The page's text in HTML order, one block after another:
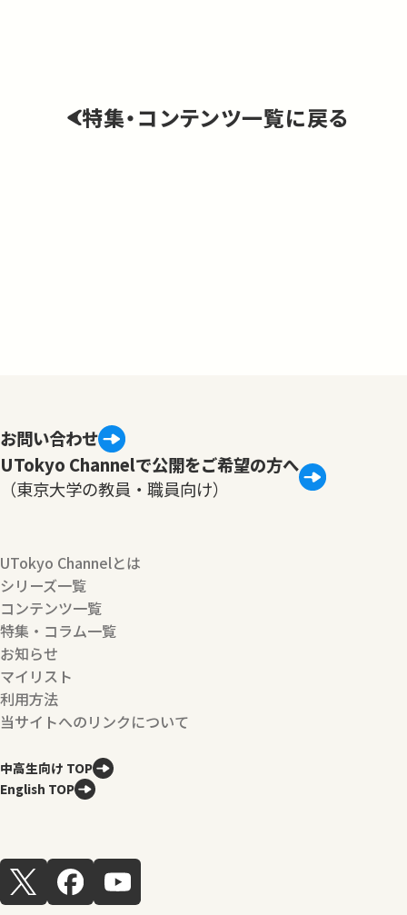
特集・コンテンツ一覧に戻る
お問い合わせ
UTokyo Channelで公開をご希望の方へ
（東京大学の教員・職員向け）
UTokyo Channelとは
シリーズ一覧
コンテンツ一覧
特集・コラム一覧
お知らせ
マイリスト
利用方法
当サイトへのリンクについて
中高生向け TOP
English TOP